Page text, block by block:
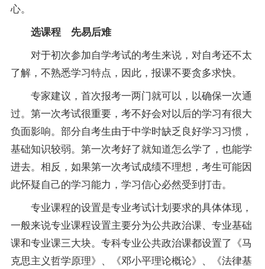
心。
选课程先易后难
对于初次参加自学考试的考生来说，对自考还不太
了解，不熟悉学习特点，因此，报课不要贪多求快。
专家建议，首次报考一两门就可以，以确保一次通
过。第一次考试很重要，考不好会对以后的学习有很大
负面影响。部分自考生由于中学时缺乏良好学习习惯，
基础知识较弱。第一次考好了就知道怎么学了，也能学
进去。相反，如果第一次考试成绩不理想，考生可能因
此怀疑自己的学习能力，学习信心必然受到打击。
专业课程的设置是专业考试计划要求的具体体现，
一般来说专业课程设置主要分为公共政治课、专业基础
课和专业课三大块。专科专业公共政治课都设置了《马
克思主义哲学原理》、《邓小平理论概论》、《法律基